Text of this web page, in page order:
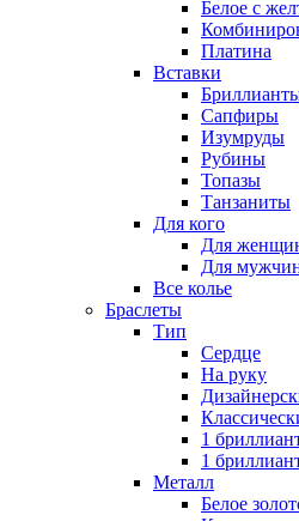
Белое с
Платина
Вставки
Сапфиры
Изумруды
Рубины
Топазы
Танзаниты
Для кого
Для
Для
Все колье
Браслеты
Тип
Сердце
На руку
1
1
Металл
Белое